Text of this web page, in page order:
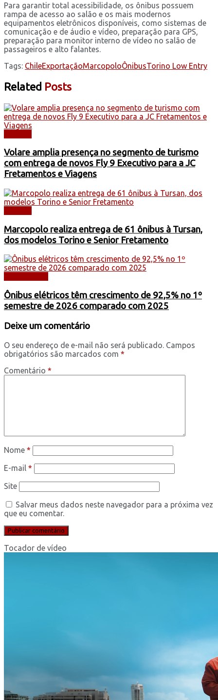
Para garantir total acessibilidade, os ônibus possuem
rampa de acesso ao salão e os mais modernos
equipamentos eletrônicos disponíveis, como sistemas de
comunicação e de áudio e vídeo, preparação para GPS,
preparação para monitor interno de vídeo no salão de
passageiros e alto falantes.
Tags: ChileExportaçãoMarcopoloÔnibusTorino Low Entry
Related Posts
Volare amplia presença no segmento de turismo
com entrega de novos Fly 9 Executivo para a JC
Fretamentos e Viagens
Marcopolo realiza entrega de 61 ônibus à Tursan,
dos modelos Torino e Senior Fretamento
Ônibus elétricos têm crescimento de 92,5% no 1º
semestre de 2026 comparado com 2025
Deixe um comentário
O seu endereço de e-mail não será publicado. Campos
obrigatórios são marcados com *
Comentário *
Nome *
E-mail *
Site
Salvar meus dados neste navegador para a próxima vez
que eu comentar.
Tocador de vídeo